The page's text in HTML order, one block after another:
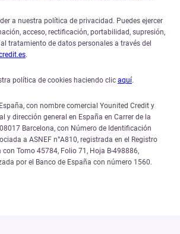
a nuestra política de privacidad. Puedes ejercer
acceso, rectificación, portabilidad, supresión,
tratamiento de datos personales a través del
.
política de cookies haciendo clic aquí.
con nombre comercial Younited Credit y
y dirección general en España en Carrer de la
Barcelona, con Número de Identificación
a ASNEF n°A810, registrada en el Registro
con Tomo 45784, Folio 71, Hoja B-498886,
por el Banco de España con número 1560.